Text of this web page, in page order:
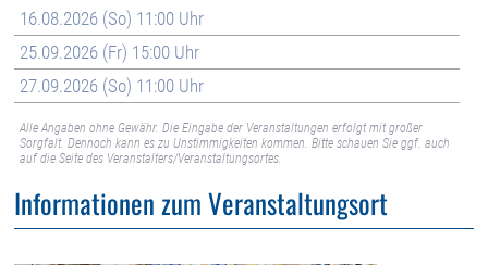
16.08.2026 (So) 11:00 Uhr
25.09.2026 (Fr) 15:00 Uhr
27.09.2026 (So) 11:00 Uhr
Alle Angaben ohne Gewähr. Die Eingabe der Veranstaltungen erfolgt mit großer
Sorgfalt. Dennoch kann es zu Unstimmigkeiten kommen. Bitte schauen Sie ggf. auch
auf die Seite des Veranstalters/Veranstaltungsortes.
Informationen zum Veranstaltungsort